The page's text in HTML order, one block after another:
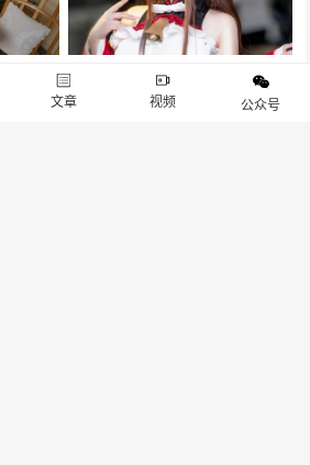
貅，黑 碧蓝航线：樫野，让我用脚来为
你写首诗
文章 视频 公众号